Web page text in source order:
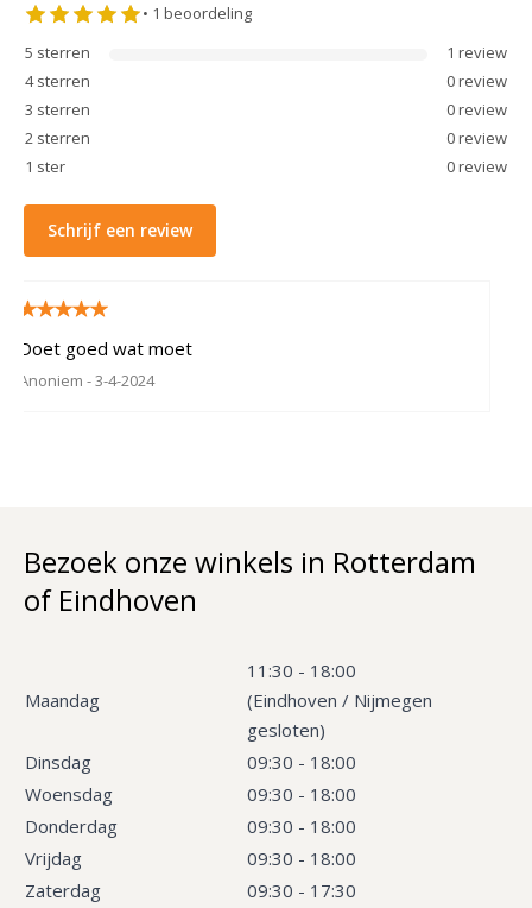
• 1 beoordeling
5 sterren 1 review
4 sterren 0review
3 sterren 0review
2 sterren 0review
1 ster 0review
Schrijf een review
Doet goed wat moet
Anoniem - 3-4-2024
Bezoek onze winkels in Rotterdam
of Eindhoven
Maandag
11:30 - 18:00
(Eindhoven / Nijmegen
gesloten)
Dinsdag
09:30 - 18:00
Woensdag
09:30 - 18:00
Donderdag
09:30 - 18:00
Vrijdag
09:30 - 18:00
Zaterdag
09:30 - 17:30